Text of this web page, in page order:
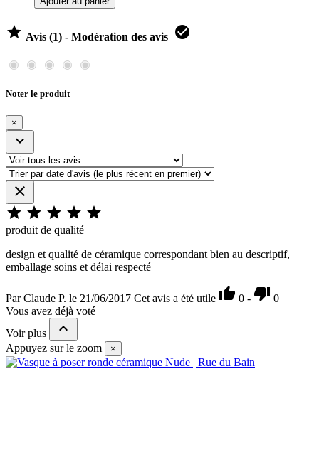
 Avis (1) - Modération des avis 
Noter le produit
×


    
produit de qualité
design et qualité de céramique correspondant bien au descriptif,
emballage soins et délai respecté
Par Claude P. le 21/06/2017 Cet avis a été utile  0 -  0
Vous avez déjà voté
Voir plus

Appuyez sur le zoom ×